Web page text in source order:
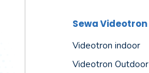
Sewa Videotron
Videotron indoor
Videotron Outdoor